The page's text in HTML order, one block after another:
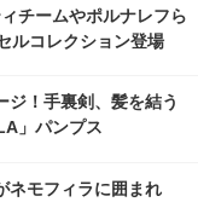
チームやポルナレフら
ルコレクション登場
ジ！手裏剣、髪を結う
」パンプス
ネモフィラに囲まれ